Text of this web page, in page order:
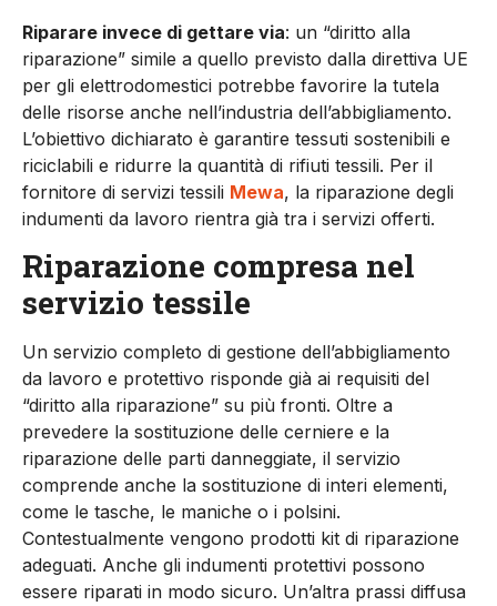
Riparare invece di gettare via: un “diritto alla
riparazione” simile a quello previsto dalla direttiva UE
per gli elettrodomestici potrebbe favorire la tutela
delle risorse anche nell’industria dell’abbigliamento.
L’obiettivo dichiarato è garantire tessuti sostenibili e
riciclabili e ridurre la quantità di rifiuti tessili. Per il
fornitore di servizi tessili Mewa, la riparazione degli
indumenti da lavoro rientra già tra i servizi offerti.
Riparazione compresa nel
servizio tessile
Un servizio completo di gestione dell’abbigliamento
da lavoro e protettivo risponde già ai requisiti del
“diritto alla riparazione” su più fronti. Oltre a
prevedere la sostituzione delle cerniere e la
riparazione delle parti danneggiate, il servizio
comprende anche la sostituzione di interi elementi,
come le tasche, le maniche o i polsini.
Contestualmente vengono prodotti kit di riparazione
adeguati. Anche gli indumenti protettivi possono
essere riparati in modo sicuro. Un’altra prassi diffusa